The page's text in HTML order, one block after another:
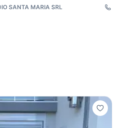
TECNOCASA - STUDIO SANTA MARIA SRL